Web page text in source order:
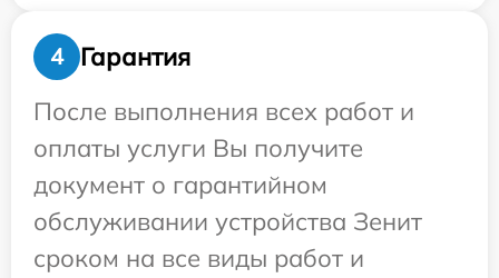
4
Гарантия
После выполнения всех работ и
оплаты услуги Вы получите
документ о гарантийном
обслуживании устройства Зенит
сроком на все виды работ и